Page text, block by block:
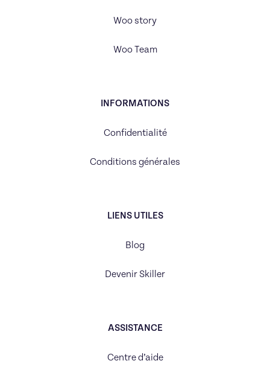
Woo story
Woo Team
INFORMATIONS
Confidentialité
Conditions générales
LIENS UTILES
Blog
Devenir Skiller
ASSISTANCE
Centre d’aide